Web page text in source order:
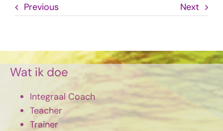
Previous Next
Wat ik doe
Integraal Coach
Teacher
Trainer